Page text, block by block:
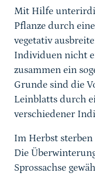
Mit Hilfe
Pflanze durch
vegetativ
Individuen nicht
zusammen ein
Grunde sind die
Leinblatts durch
verschiedener
Im Herbst
Die
Sprossachse